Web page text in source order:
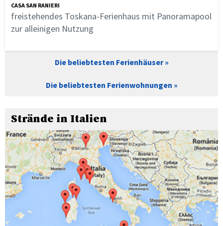
CASA SAN RANIERI
freistehendes Toskana-Ferienhaus mit Panoramapool
zur alleinigen Nutzung
Die beliebtesten Ferienhäuser
Die beliebtesten Ferienwohnungen
Strände in Italien